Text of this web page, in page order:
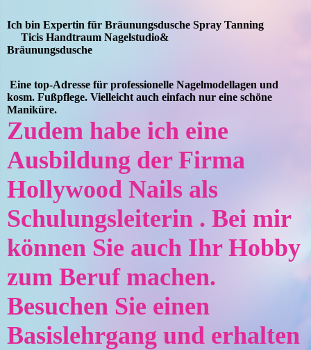
Ich bin Expertin für Bräunungsdusche Spray Tanning
Ticis Handtraum Nagelstudio&
Bräunungsdusche
Eine top-Adresse für professionelle Nagelmodellagen und
kosm. Fußpflege. Vielleicht auch einfach nur eine schöne
Maniküre.
Zudem habe ich eine
Ausbildung der Firma
Hollywood Nails als
Schulungsleiterin . Bei mir
können Sie auch Ihr Hobby
zum Beruf machen.
Besuchen Sie einen
Basislehrgang und erhalten